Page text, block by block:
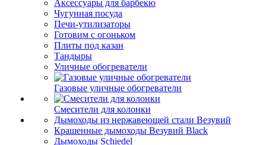
Аксессуары для барбекю
Чугунная посуда
Печи-утилизаторы
Готовим с огоньком
Плиты под казан
Тандыры
Уличные обогреватели
Газовые уличные обогреватели
Смесители для колонки
Дымоходы из нержавеющей стали Везувий
Крашенные дымоходы Везувий Black
Дымоходы Schiedel